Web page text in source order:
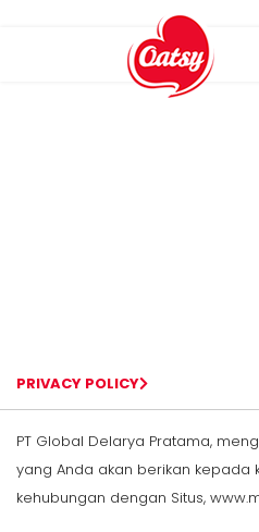
PRIVACY POLICY
PT Global Delarya Pratama,
yang Anda akan berikan kepada
kehubungan dengan Situs,